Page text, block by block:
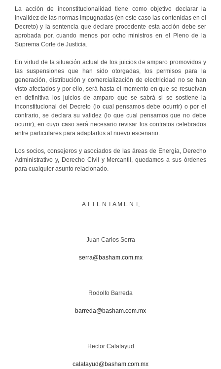
La acción de inconstitucionalidad tiene como objetivo declarar la
invalidez de las normas impugnadas (en este caso las contenidas en el
Decreto) y la sentencia que declare procedente esta acción debe ser
aprobada por, cuando menos por ocho ministros en el Pleno de la
Suprema Corte de Justicia.
En virtud de la situación actual de los juicios de amparo promovidos y
las suspensiones que han sido otorgadas, los permisos para la
generación, distribución y comercialización de electricidad no se han
visto afectados y por ello, será hasta el momento en que se resuelvan
en definitiva los juicios de amparo que se sabrá si se sostiene la
inconstitucional del Decreto (lo cual pensamos debe ocurrir) o por el
contrario, se declara su validez (lo que cual pensamos que no debe
ocurrir), en cuyo caso será necesario revisar los contratos celebrados
entre particulares para adaptarlos al nuevo escenario.
Los socios, consejeros y asociados de las áreas de Energía, Derecho
Administrativo y, Derecho Civil y Mercantil, quedamos a sus órdenes
para cualquier asunto relacionado.
A T T E N T A M E N T,
Juan Carlos Serra
serra@basham.com.mx
Rodolfo Barreda
barreda@basham.com.mx
Hector Calatayud
calatayud@basham.com.mx